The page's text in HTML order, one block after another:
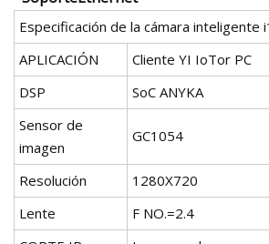
Especificación de la cámara inteligente
APLICACIÓN
Cliente YI IoTor PC
DSP
SoC ANYKA
Sensor de
imagen
GC1054
Resolución
1280X720
Lente
F NO.=2.4